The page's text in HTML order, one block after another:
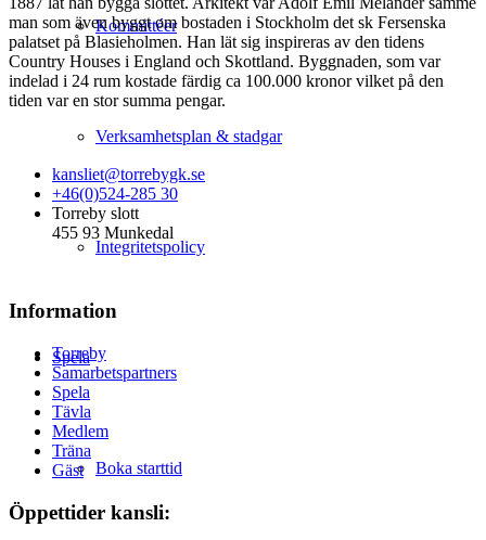
Kommittéer
Verksamhetsplan & stadgar
Integritetspolicy
Spela
Boka starttid
man som även byggt om bostaden i Stockholm det sk Fersenska
palatset på Blasieholmen. Han lät sig inspireras av den tidens
Country Houses i England och Skottland. Byggnaden, som var
indelad i 24 rum kostade färdig ca 100.000 kronor vilket på den
tiden var en stor summa pengar.
kansliet@torrebygk.se
+46(0)524-285 30
Torreby slott
455 93 Munkedal
Information
Torreby
Samarbetspartners
Spela
Tävla
Medlem
Träna
Gäst
Öppettider kansli: